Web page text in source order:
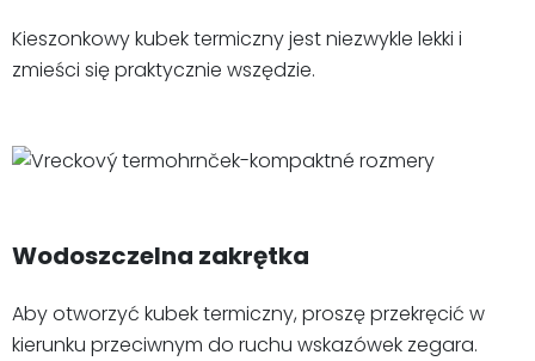
Kieszonkowy kubek termiczny jest niezwykle lekki i
zmieści się praktycznie wszędzie.
Wodoszczelna zakrętka
Aby otworzyć kubek termiczny, proszę przekręcić w
kierunku przeciwnym do ruchu wskazówek zegara.